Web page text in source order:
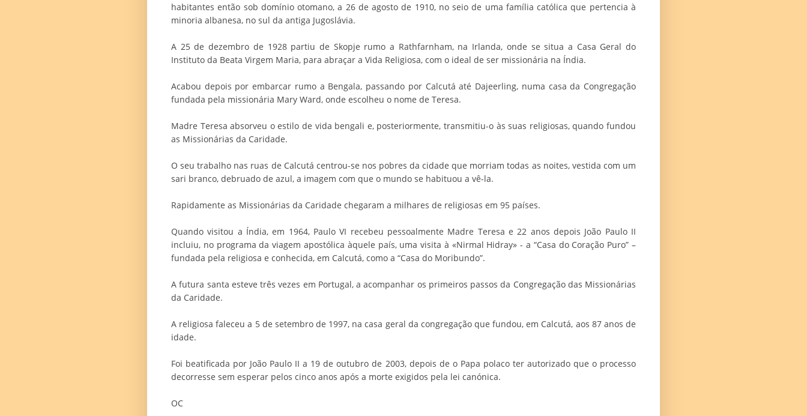
habitantes então sob domínio otomano, a 26 de agosto de 1910, no seio de uma família católica que pertencia à
minoria albanesa, no sul da antiga Jugoslávia.
A 25 de dezembro de 1928 partiu de Skopje rumo a Rathfarnham, na Irlanda, onde se situa a Casa Geral do
Instituto da Beata Virgem Maria, para abraçar a Vida Religiosa, com o ideal de ser missionária na Índia.
Acabou depois por embarcar rumo a Bengala, passando por Calcutá até Dajeerling, numa casa da Congregação
fundada pela missionária Mary Ward, onde escolheu o nome de Teresa.
Madre Teresa absorveu o estilo de vida bengali e, posteriormente, transmitiu-o às suas religiosas, quando fundou
as Missionárias da Caridade.
O seu trabalho nas ruas de Calcutá centrou-se nos pobres da cidade que morriam todas as noites, vestida com um
sari branco, debruado de azul, a imagem com que o mundo se habituou a vê-la.
Rapidamente as Missionárias da Caridade chegaram a milhares de religiosas em 95 países.
Quando visitou a Índia, em 1964, Paulo VI recebeu pessoalmente Madre Teresa e 22 anos depois João Paulo II
incluiu, no programa da viagem apostólica àquele país, uma visita à «Nirmal Hidray» - a “Casa do Coração Puro” –
fundada pela religiosa e conhecida, em Calcutá, como a “Casa do Moribundo”.
A futura santa esteve três vezes em Portugal, a acompanhar os primeiros passos da Congregação das Missionárias
da Caridade.
A religiosa faleceu a 5 de setembro de 1997, na casa geral da congregação que fundou, em Calcutá, aos 87 anos de
idade.
Foi beatificada por João Paulo II a 19 de outubro de 2003, depois de o Papa polaco ter autorizado que o processo
decorresse sem esperar pelos cinco anos após a morte exigidos pela lei canónica.
OC